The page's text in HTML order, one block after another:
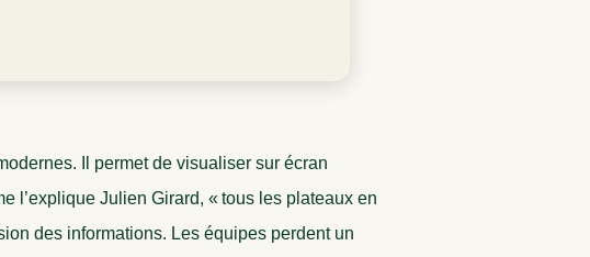
Il permet de visualiser sur écran
l’explique Julien Girard, « tous les plateaux en
des informations. Les équipes perdent un